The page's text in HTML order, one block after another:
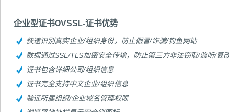
企业型证书OVSSL-证书优势
快速识别真实企业/组织身份，防止假冒/诈骗/钓鱼网站
数据通过SSL/TLS加密安全传输，防止第三方非法窃取/监听/篡
证书包含详细公司/组织信息
证书完全支持中文企业/组织信息
验证所属组织/企业域名管理权限